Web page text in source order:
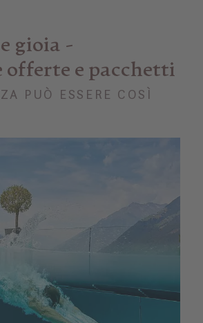
gioia -
offerte e pacchetti
PUÒ ESSERE COSÌ